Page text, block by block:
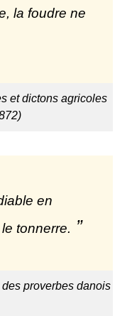
la foudre ne
et dictons agricoles
en
tonnerre.
proverbes danois